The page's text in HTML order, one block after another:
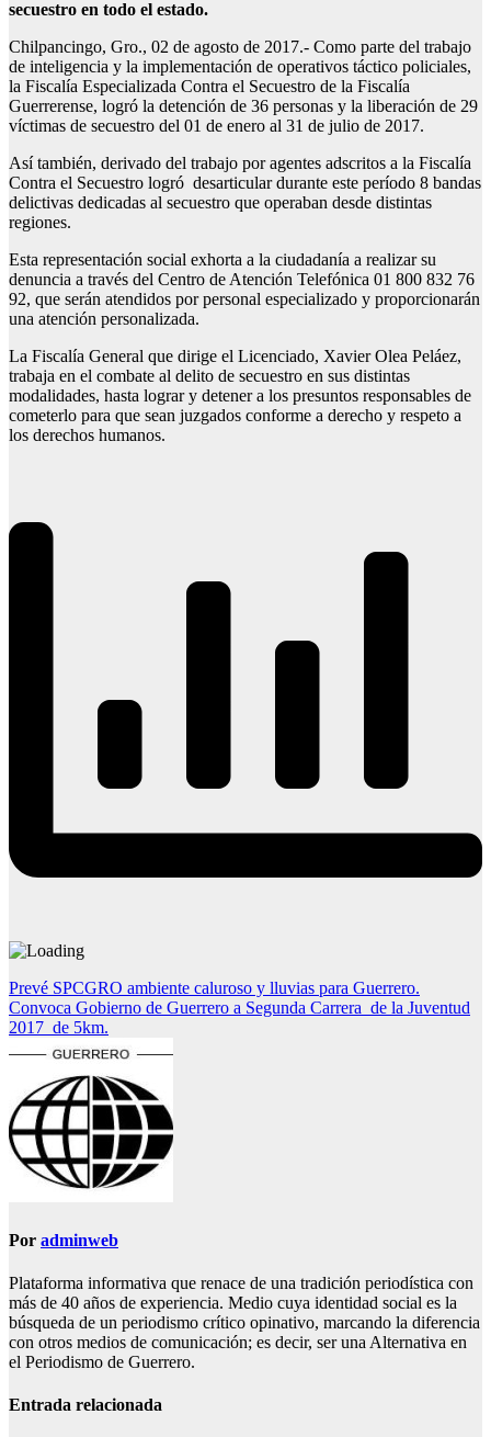
secuestro en todo el estado.
Chilpancingo, Gro., 02 de agosto de 2017.- Como parte del trabajo
de inteligencia y la implementación de operativos táctico policiales,
la Fiscalía Especializada Contra el Secuestro de la Fiscalía
Guerrerense, logró la detención de 36 personas y la liberación de 29
víctimas de secuestro del 01 de enero al 31 de julio de 2017.
Así también, derivado del trabajo por agentes adscritos a la Fiscalía
Contra el Secuestro logró desarticular durante este período 8 bandas
delictivas dedicadas al secuestro que operaban desde distintas
regiones.
Esta representación social exhorta a la ciudadanía a realizar su
denuncia a través del Centro de Atención Telefónica 01 800 832 76
92, que serán atendidos por personal especializado y proporcionarán
una atención personalizada.
La Fiscalía General que dirige el Licenciado, Xavier Olea Peláez,
trabaja en el combate al delito de secuestro en sus distintas
modalidades, hasta lograr y detener a los presuntos responsables de
cometerlo para que sean juzgados conforme a derecho y respeto a
los derechos humanos.
Navegación
de
entradas
Prevé SPCGRO ambiente caluroso y lluvias para Guerrero.
Convoca Gobierno de Guerrero a Segunda Carrera de la Juventud
2017 de 5km.
Por adminweb
Plataforma informativa que renace de una tradición periodística con
más de 40 años de experiencia. Medio cuya identidad social es la
búsqueda de un periodismo crítico opinativo, marcando la diferencia
con otros medios de comunicación; es decir, ser una Alternativa en
el Periodismo de Guerrero.
Entrada relacionada